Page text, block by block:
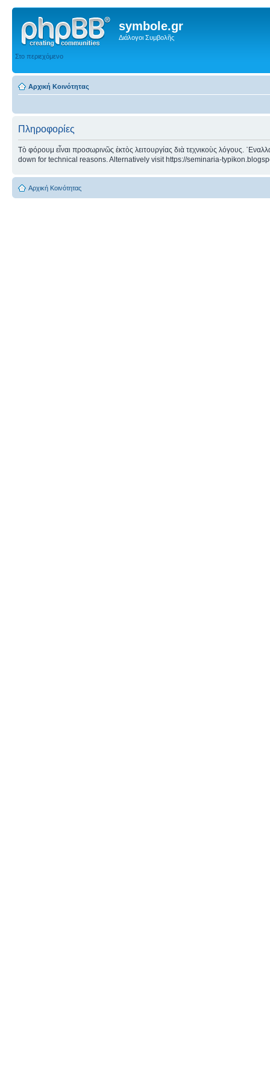
symbole.gr
Διάλογοι Συμβολῆς
Στο περιεχόμενο
Αρχική Κοινότητας
Πληροφορίες
Τὸ φόρουμ εἶναι προσωρινῶς ἐκτὸς λειτουργίας διὰ τεχνικοὺς λόγους.
down for technical reasons. Alternatively visit https://seminaria-
Αρχική Κοινότητας